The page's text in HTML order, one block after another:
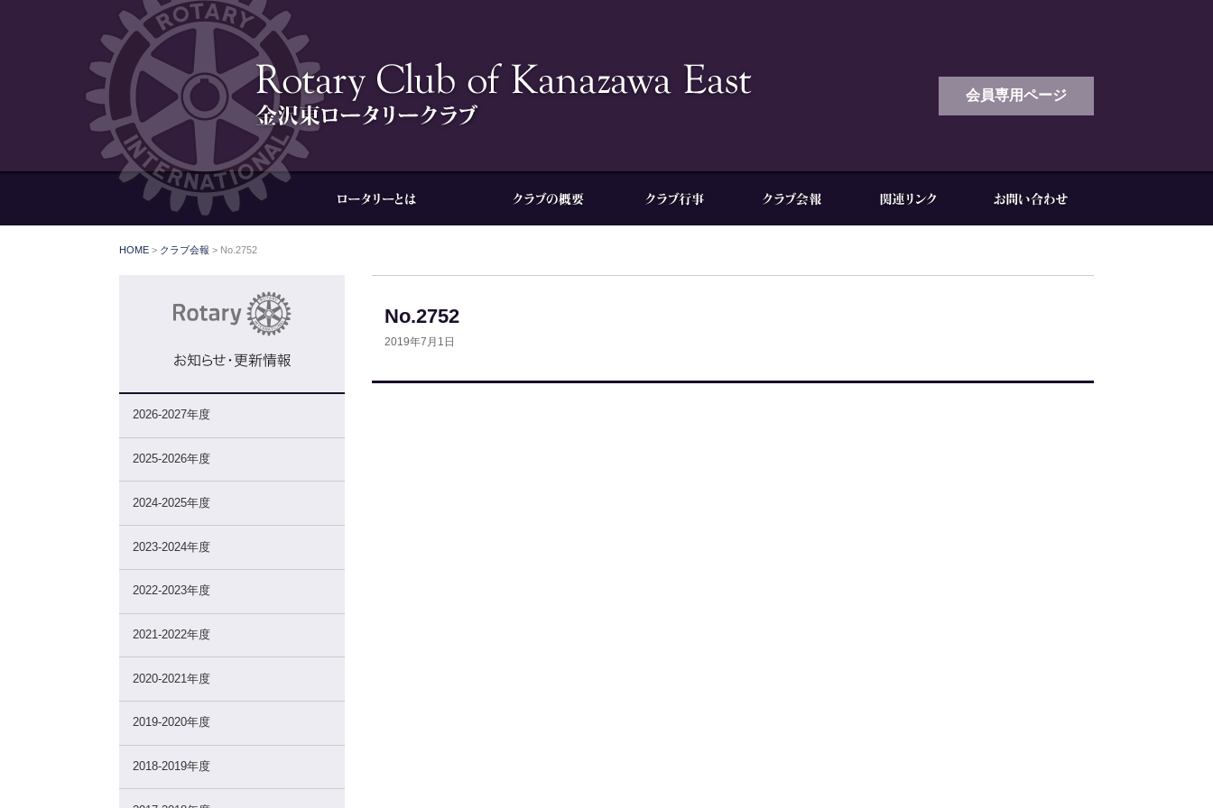
会員専用ページ
HOME > クラブ会報 > No.2752
No.2752
2019年7月1日
2026-2027年度
2025-2026年度
2024-2025年度
2023-2024年度
2022-2023年度
2021-2022年度
2020-2021年度
2019-2020年度
2018-2019年度